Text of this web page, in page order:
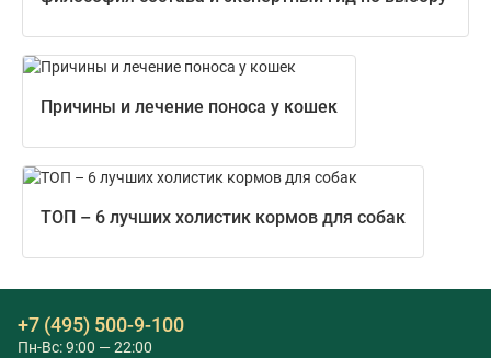
Причины и лечение поноса у кошек
ТОП – 6 лучших холистик кормов для собак
+7 (495) 500-9-100
Пн-Вс: 9:00 — 22:00